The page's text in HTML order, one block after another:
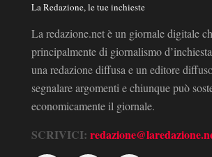
La Redazione, le tue inchieste
La redazione.net è un giornale digitale
principalmente di giornalismo
una redazione diffusa e un editore
segnalare argomenti e chiunque può
economicamente il giornale.
SCRIVICI: